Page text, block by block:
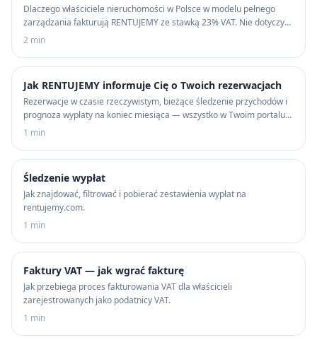
Dlaczego właściciele nieruchomości w Polsce w modelu pełnego
zarządzania fakturują RENTUJEMY ze stawką 23% VAT. Nie dotyczy
nieruchomości w Dubaju.
2 min
Jak RENTUJEMY informuje Cię o Twoich rezerwacjach
Rezerwacje w czasie rzeczywistym, bieżące śledzenie przychodów i
prognoza wypłaty na koniec miesiąca — wszystko w Twoim portalu
właściciela.
1 min
Śledzenie wypłat
Jak znajdować, filtrować i pobierać zestawienia wypłat na
rentujemy.com.
1 min
Faktury VAT — jak wgrać fakturę
Jak przebiega proces fakturowania VAT dla właścicieli
zarejestrowanych jako podatnicy VAT.
1 min